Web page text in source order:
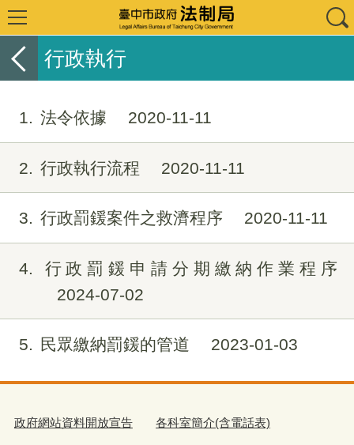
行政執行
1 法令依據 2020-11-11
2 行政執行流程 2020-11-11
3 行政罰鍰案件之救濟程序 2020-11-11
4
行政罰鍰申請分期繳納作業程序
2024-07-02
5 民眾繳納罰鍰的管道 2023-01-03
政府網站資料開放宣告 各科室簡介(含電話表)